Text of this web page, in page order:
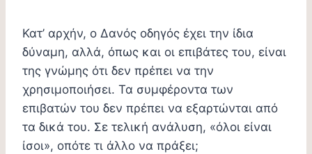
Κατ’ αρχήν, ο Δανός οδηγός έχει την ίδια
δύναμη, αλλά, όπως και οι επιβάτες του, είναι
της γνώμης ότι δεν πρέπει να την
χρησιμοποιήσει. Τα συμφέροντα των
επιβατών του δεν πρέπει να εξαρτώνται από
τα δικά του. Σε τελική ανάλυση, «όλοι είναι
ίσοι», οπότε τι άλλο να πράξει;